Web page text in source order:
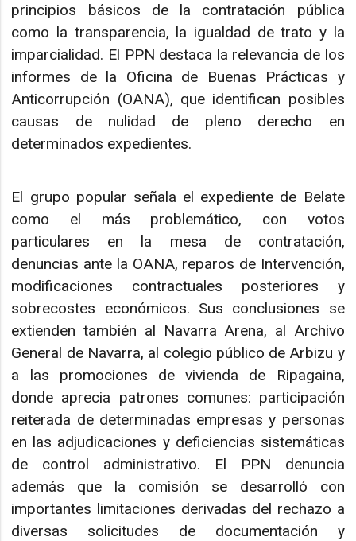
principios básicos de la contratación pública
como la transparencia, la igualdad de trato y la
imparcialidad. El PPN destaca la relevancia de los
informes de la Oficina de Buenas Prácticas y
Anticorrupción (OANA), que identifican posibles
causas de nulidad de pleno derecho en
determinados expedientes.
El grupo popular señala el expediente de Belate
como el más problemático, con votos
particulares en la mesa de contratación,
denuncias ante la OANA, reparos de Intervención,
modificaciones contractuales posteriores y
sobrecostes económicos. Sus conclusiones se
extienden también al Navarra Arena, al Archivo
General de Navarra, al colegio público de Arbizu y
a las promociones de vivienda de Ripagaina,
donde aprecia patrones comunes: participación
reiterada de determinadas empresas y personas
en las adjudicaciones y deficiencias sistemáticas
de control administrativo. El PPN denuncia
además que la comisión se desarrolló con
importantes limitaciones derivadas del rechazo a
diversas solicitudes de documentación y